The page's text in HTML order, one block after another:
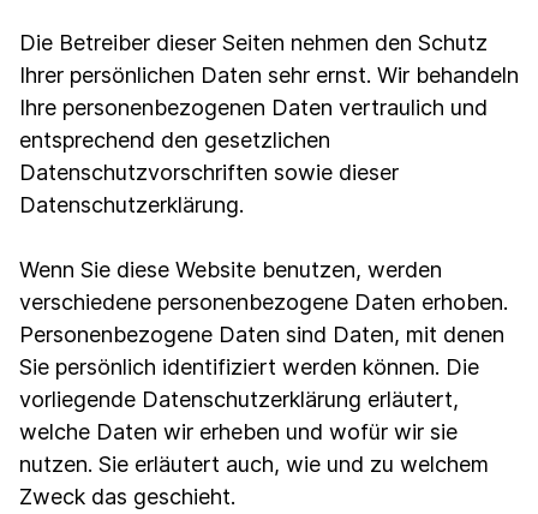
Die Betreiber dieser Seiten nehmen den Schutz
Ihrer persönlichen Daten sehr ernst. Wir behandeln
Ihre personenbezogenen Daten vertraulich und
entsprechend den gesetzlichen
Datenschutzvorschriften sowie dieser
Datenschutzerklärung.
Wenn Sie diese Website benutzen, werden
verschiedene personenbezogene Daten erhoben.
Personenbezogene Daten sind Daten, mit denen
Sie persönlich identifiziert werden können. Die
vorliegende Datenschutzerklärung erläutert,
welche Daten wir erheben und wofür wir sie
nutzen. Sie erläutert auch, wie und zu welchem
Zweck das geschieht.